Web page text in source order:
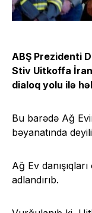
ABŞ Prezidenti
Stiv Uitkoffa
dialoq yolu ilə
Bu barədə Ağ
bəyanatında
Ağ Ev
adlandırıb.